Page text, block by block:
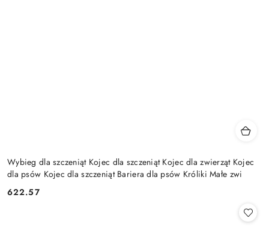
Wybieg dla szczeniąt Kojec dla szczeniąt Kojec dla zwierząt Kojec
dla psów Kojec dla szczeniąt Bariera dla psów Króliki Małe zwi
Cena:
622.57